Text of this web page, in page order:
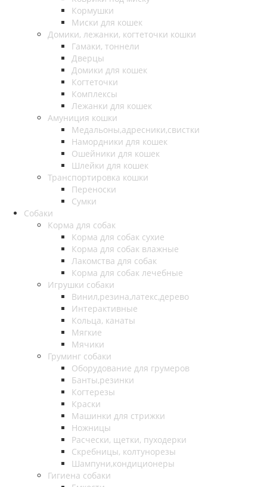
Кормушки
Миски для кошек
Домики, лежанки, когтеточки кошки
Гамаки, тоннели
Дверцы
Домики для кошек
Когтеточки
Комплексы
Лежанки для кошек
Амуниция кошки
Медальоны,адресники,свистки
Намордники для кошек
Ошейники для кошек
Шлейки для кошек
Транспортировка кошки
Переноски
Сумки
Собаки
Корма для собак
Корма для собак сухие
Корма для собак влажные
Лакомства для собак
Корма для собак лечебные
Игрушки собаки
Винил,резина,латекс,дерево
Интерактивные
Кольца, канаты
Мягкие
Мячики
Груминг собаки
Оборудование для грумеров
Банты,резинки
Когтерезы
Краски
Машинки для стрижки
Ножницы
Расчески, щетки, пуходерки
Скребницы, колтунорезы
Шампуни,кондиционеры
Гигиена собаки